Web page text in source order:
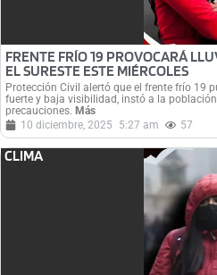
FRENTE FRÍO 19 PROVOCARÁ
EL SURESTE ESTE MIÉRCOLES
Protección Civil alertó que el frente frío 19
fuerte y baja visibilidad, instó a la
precauciones. Más
10 diciembre, 2025
5:27 am 57
CLIMA